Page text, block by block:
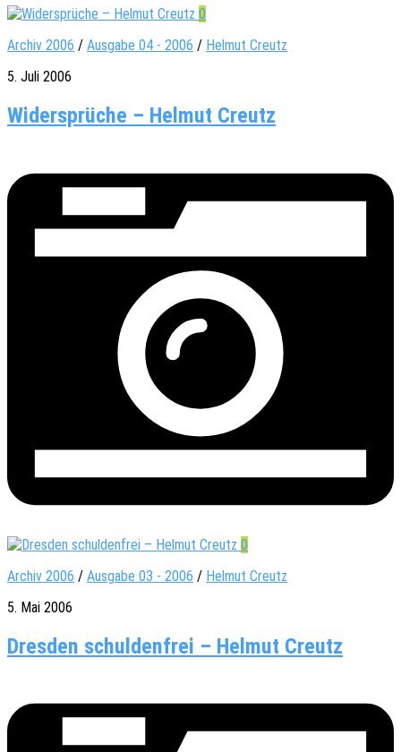
0
Archiv 2006 / Ausgabe 04 - 2006 / Helmut Creutz
5. Juli 2006
Widersprüche – Helmut Creutz
0
Archiv 2006 / Ausgabe 03 - 2006 / Helmut Creutz
5. Mai 2006
Dresden schuldenfrei – Helmut Creutz